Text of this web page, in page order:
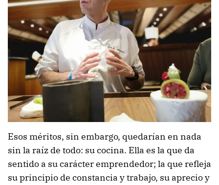
Esos méritos, sin embargo, quedarían en nada
sin la raíz de todo: su cocina. Ella es la que da
sentido a su carácter emprendedor; la que refleja
su principio de constancia y trabajo, su aprecio y